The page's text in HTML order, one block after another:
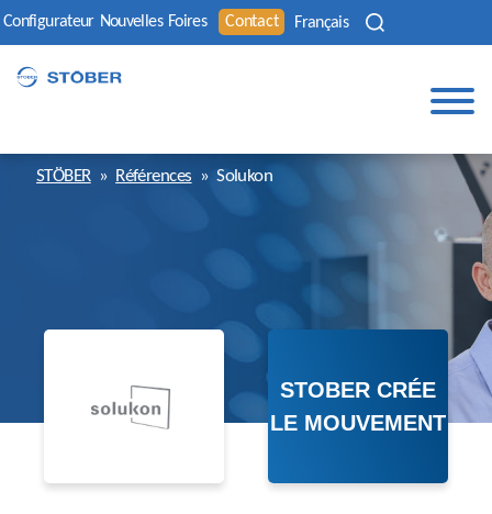
Configurateur Nouvelles Foires Contact Français
STÖBER » Références » Solukon
STOBER CRÉE
LE MOUVEMENT